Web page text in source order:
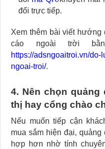
đổi trực tiếp.
Xem thêm bài viết
cáo ngoài trời
https://adsngoaitroi.vn/
ngoai-troi/.
4. Nên chọn
thị hay cổng chào
Nếu muốn tiếp cận
mua sắm hiện đại,
hợp hơn nhờ tính